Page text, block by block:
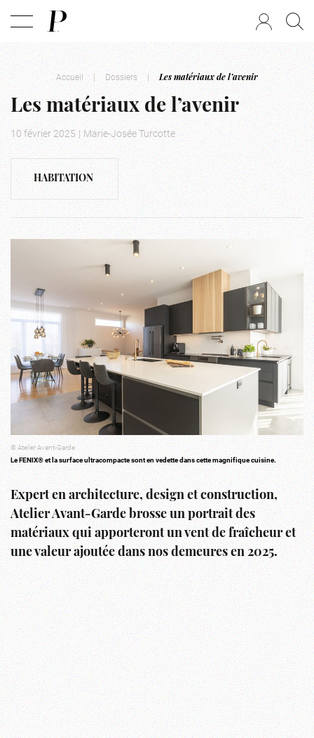
Accueil | Dossiers | Les matériaux de l’avenir
Les matériaux de l’avenir
10 février 2025 | Marie-Josée Turcotte
HABITATION
© Atelier Avant-Garde
Le FENIX® et la surface ultracompacte sont en vedette dans cette magnifique cuisine.
Expert en architecture, design et construction,
Atelier Avant-Garde brosse un portrait des
matériaux qui apporteront un vent de fraîcheur et
une valeur ajoutée dans nos demeures en 2025.